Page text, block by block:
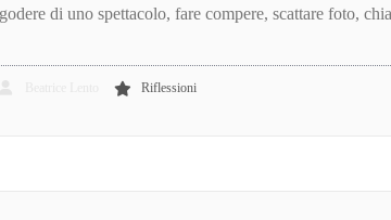
godere di uno spettacolo, fare compere, scattare foto,
Riflessioni